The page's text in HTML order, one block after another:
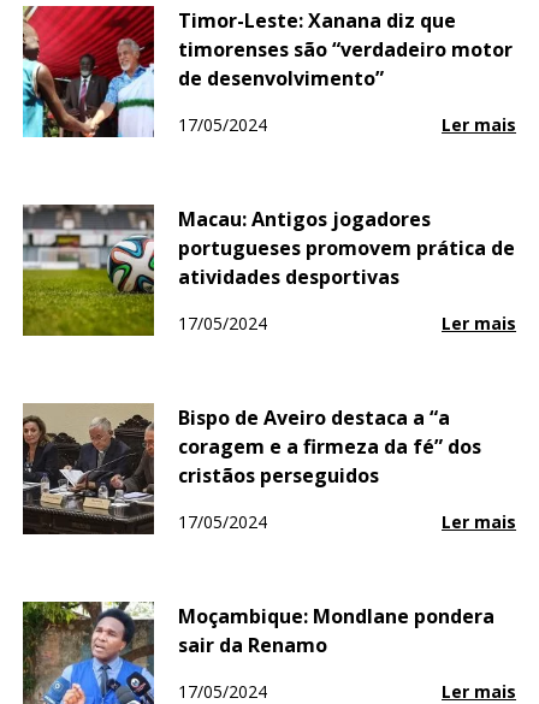
Timor-Leste: Xanana diz que
timorenses são “verdadeiro motor
de desenvolvimento”
17/05/2024 Ler mais
Macau: Antigos jogadores
portugueses promovem prática de
atividades desportivas
17/05/2024 Ler mais
Bispo de Aveiro destaca a “a
coragem e a firmeza da fé” dos
cristãos perseguidos
17/05/2024 Ler mais
Moçambique: Mondlane pondera
sair da Renamo
17/05/2024 Ler mais